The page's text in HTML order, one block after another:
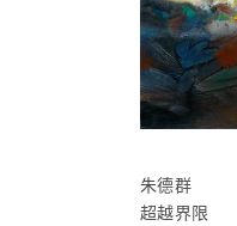
朱德群
超越界限